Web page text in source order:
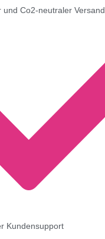
und Co2-neutraler Versand
Kundensupport